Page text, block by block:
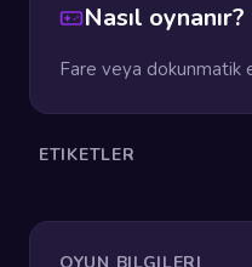
Nasıl oynanır?
Fare veya dokunmatik
ETIKETLER